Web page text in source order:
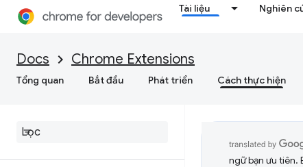
Tài liệu Nghiên
Docs Chrome Extensions
Tổng quan Bắt đầu Phát triển Cách thực hiện
ngữ bạn ưu tiên.